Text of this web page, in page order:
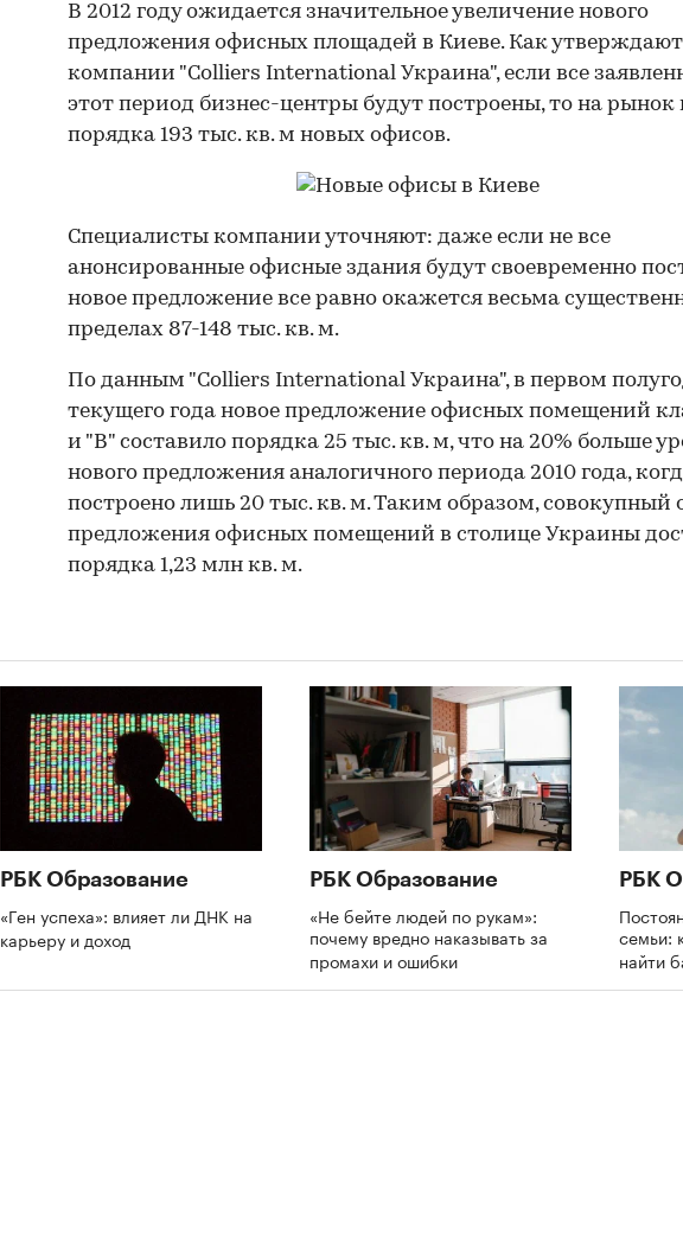
В 2012 году ожидается значительное увеличение нового
предложения офисных площадей в Киеве. Как
компании "Colliers International Украина", если все
этот период бизнес-центры будут построены, то на
порядка 193 тыс. кв. м новых офисов.
Специалисты компании уточняют: даже если не все
анонсированные офисные здания будут своевременно
новое предложение все равно окажется весьма
пределах 87-148 тыс. кв. м.
По данным "Colliers International Украина", в первом
текущего года новое предложение офисных помещений
и "В" составило порядка 25 тыс. кв. м, что на 20% больше
нового предложения аналогичного периода 2010 года,
построено лишь 20 тыс. кв. м. Таким образом, совокупный
предложения офисных помещений в столице Украины
порядка 1,23 млн кв. м.
РБК Образование
«Ген успеха»: влияет ли ДНК на
карьеру и доход
РБК Образование
«Не бейте людей по рукам»:
почему вредно наказывать за
промахи и ошибки
РБК
семьи:
найти